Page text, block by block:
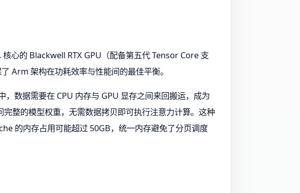
心的 Blackwell RTX GPU（配备第五代 Tensor Core 支
Arm 架构在功耗效率与性能间的最佳平衡。
数据需要在 CPU 内存与 GPU 显存之间来回搬运，成为
整的模型权重，无需数据拷贝即可执行注意力计算。这种
的内存占用可能超过 50GB，统一内存避免了分页调度